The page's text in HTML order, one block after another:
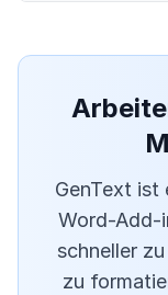
GenText
Word-Add-
schneller
zu